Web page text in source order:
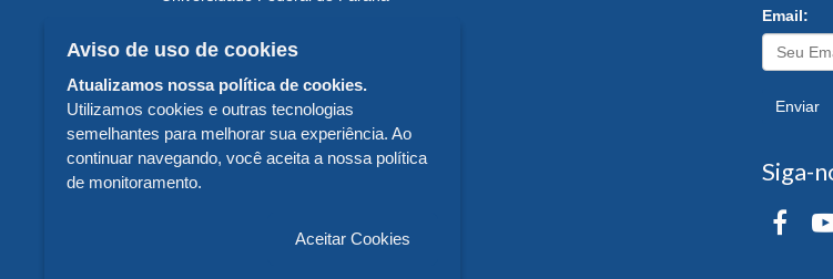
Email:
Enviar
Siga-
Aviso de uso de cookies
Atualizamos nossa política de cookies.
Utilizamos cookies e outras tecnologias
semelhantes para melhorar sua experiência. Ao
continuar navegando, você aceita a nossa política
de monitoramento.
Aceitar Cookies